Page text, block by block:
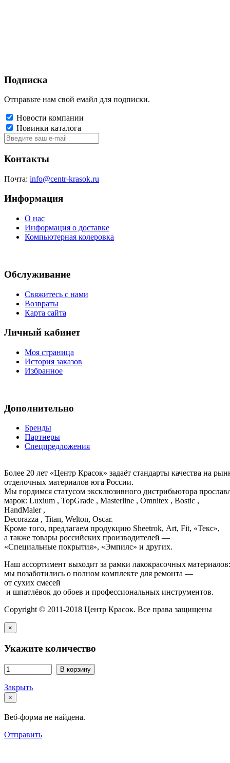
Подписка
Отправьте нам свой емайл для подписки.
Новости компании
Новинки каталога
Контакты
Почта: info@centr-krasok.ru
Информация
О нас
Информация о доставке
Компьютерная колеровка
Обслуживание
Свяжитесь с нами
Возвраты
Карта сайта
Личный кабинет
Моя страница
История заказов
Избранное
Дополнительно
Бренды
Партнеры
Спецпредложения
Более 20 лет «Центр Красок» задаёт стандарты качества на
отделочных материалов юга России.
Мы гордимся статусом эксклюзивного дистрибьютора
марок: Luxium , TopGrade , Masterline , Omnitex , Bostic ,
HandMaler ,
Decorazza , Titan, Welton, Oscar.
Кроме того, предлагаем продукцию Sheetrok, Art, Fit, «Текс»,
а также товары российских производителей —
«Специальные покрытия», «Эмпилс» и других.
Наш ассортимент выходит за рамки лакокрасочных
мы позаботились о полном комплекте для ремонта —
от сухих смесей
и шпатлёвок до обоев и профессиональных инструментов.
Copyright © 2011-2018 Центр Красок. Все права защищены
×
Укажите количество
В корзину
Закрыть
×
Веб-форма не найдена.
Отправить